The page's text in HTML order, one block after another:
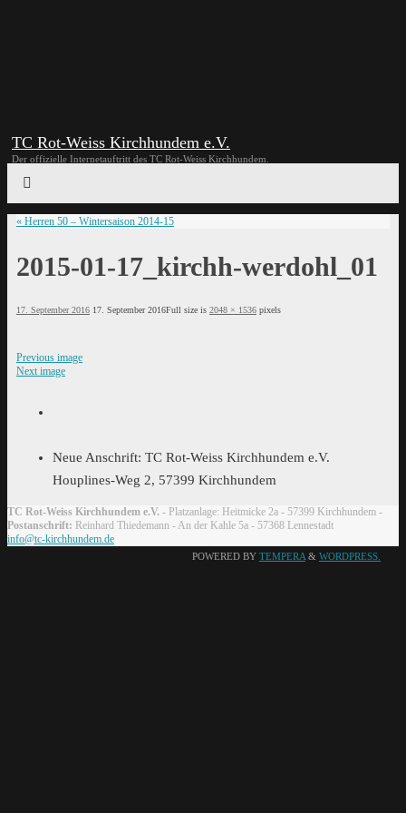
TC Rot-Weiss Kirchhundem e.V.
Der offizielle Internetauftritt des TC Rot-Weiss Kirchhundem.
« Herren 50 – Wintersaison 2014-15
2015-01-17_kirchh-werdohl_01
17. September 2016 17. September 2016Full size is 2048 × 1536 pixels
Previous image
Next image
Neue Anschrift: TC Rot-Weiss Kirchhundem e.V.
Houplines-Weg 2, 57399 Kirchhundem
TC Rot-Weiss Kirchhundem e.V. - Platzanlage: Heitmicke 2a - 57399 Kirchhundem -
Postanschrift: Reinhard Thiedemann - An der Kahle 5a - 57368 Lennestadt
info@tc-kirchhundem.de
POWERED BY TEMPERA & WORDPRESS.